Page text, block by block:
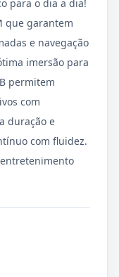
para o dia a dia!
que garantem
e navegação
imersão para
permitem
com
duração e
com fluidez.